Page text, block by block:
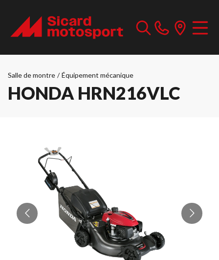
Salle de montre / Équipement mécanique
HONDA HRN216VLC